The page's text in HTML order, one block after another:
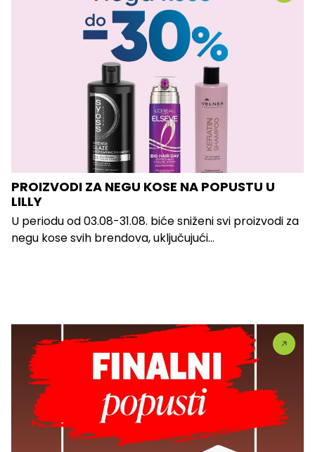
PROIZVODI ZA NEGU KOSE NA POPUSTU U
LILLY
U periodu od 03.08-31.08. biće sniženi svi proizvodi za
negu kose svih brendova, uključujući...